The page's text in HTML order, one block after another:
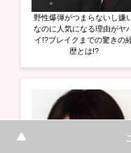
野性爆弾がつまらないし嫌
なのに人気になる理由がヤ
イ!?ブレイクまでの驚きの
歴とは!?